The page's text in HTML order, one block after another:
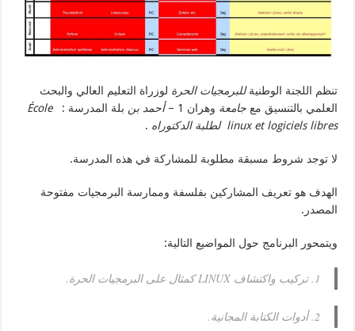
تنظم اللجنة الوطنيةللبرمجيات الحرة لوزراة التعليم العالي والبحث
العلمي بالتنسيق معجامعة وهران 1 – أحمد بن بلة المدرسة :
École
linux et logiciels libres لطلبة الدكتوراه .
لا توجد شروط مسبقة مطلوبة للمشاركة في هذه المدرسة.
الهدف هو تعريف المشاركين بفلسفة وممارسة البرمجيات مفتوحة
المصدر.
ويتمحور البرنامج حول المواضيع التالية:
1. تركيب واكتشاف LINUX كمثال على البرمجيات الحرة.
2. أدوات الكتابة المجانية.